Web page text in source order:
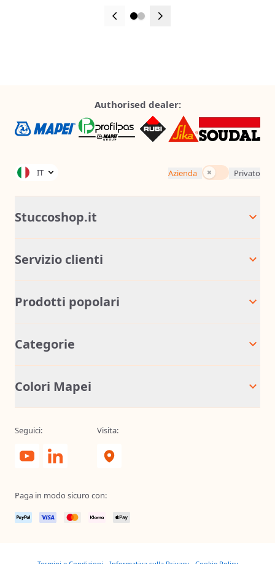
Authorised dealer:
IT Azienda Tasse incluse
Privato
Stuccoshop.it
Servizio clienti
Prodotti popolari
Categorie
Colori Mapei
Seguici: Visita:
Paga in modo sicuro con: